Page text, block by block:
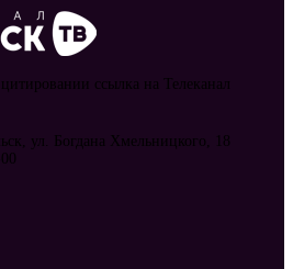
ссылка на Телеканал
ул. Богдана Хмельницкого, 18